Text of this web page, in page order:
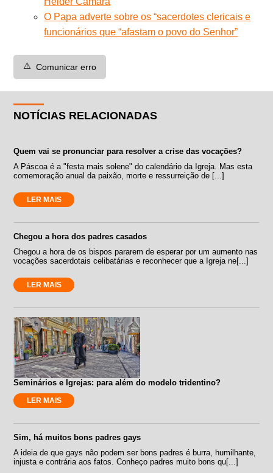
O Papa adverte sobre os “sacerdotes clericais e
funcionários que “afastam o povo do Senhor”
⚠️ Comunicar erro
NOTÍCIAS RELACIONADAS
Quem vai se pronunciar para resolver a crise das vocações?
A Páscoa é a "festa mais solene" do calendário da Igreja. Mas esta
comemoração anual da paixão, morte e ressurreição de [...]
LER MAIS
Chegou a hora dos padres casados
Chegou a hora de os bispos pararem de esperar por um aumento nas
vocações sacerdotais celibatárias e reconhecer que a Igreja ne[...]
LER MAIS
Seminários e Igrejas: para além do modelo tridentino?
LER MAIS
Sim, há muitos bons padres gays
A ideia de que gays não podem ser bons padres é burra, humilhante,
injusta e contrária aos fatos. Conheço padres muito bons qu[...]